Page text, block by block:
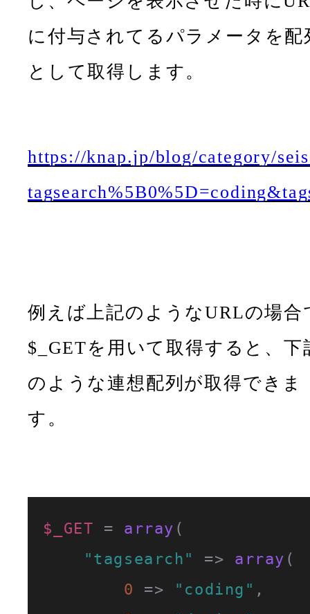
に付与されてるパラメータを配
として取得します。
https://knap.jp/blog/category/
例えば上記のようなURLの場合
$_GETを用いて取得すると、下
のような連想配列が取得できま
す。
$_GET = array (
"tagsearch"
=> array (
0 => "coding" ,